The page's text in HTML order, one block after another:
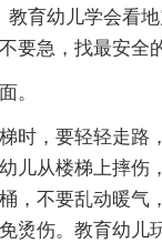
教育幼儿学会看
要急，找最安全
。
时，要轻轻走路
儿从楼梯上摔伤
，不要乱动暖气
烫伤。教育幼儿